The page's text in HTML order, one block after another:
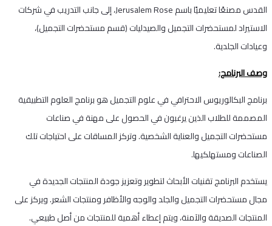
القدس مصنعًا تعليميًا باسم Jerusalem Rose، إلى جانب التدريب في شركات
الاستيراد لمستحضرات التجميل والصيدليات (قسم مستحضرات التجميل)،
وعيادات الجلدية.
وصف البرنامج:
برنامج البكالوريوس الاحترافي في علوم التجميل هو برنامج العلوم التطبيقية
المصممة للطلاب الذين يرغبون في الحصول على مهنة في صناعات
مستحضرات التجميل والعناية الشخصية. وتركز المساقات على احتياجات تلك
الصناعات ومستهلكيها.
يستخدم البرنامج تقنيات الأبحاث لتطوير وتعزيز جودة المنتجات الجديدة في
مجال مستحضرات التجميل والجلد والوجه والأظافر ومنتجات الشعر. ويركز على
المنتجات الصديقة والآمنة، ويتم إعطاء أهمية للمنتجات من أصل طبيعي.